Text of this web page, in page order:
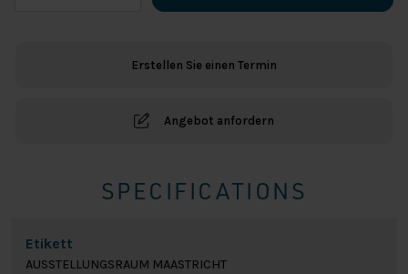
Erstellen Sie einen Termin
Angebot anfordern
SPECIFICATIONS
Etikett
AUSSTELLUNGSRAUM MAASTRICHT